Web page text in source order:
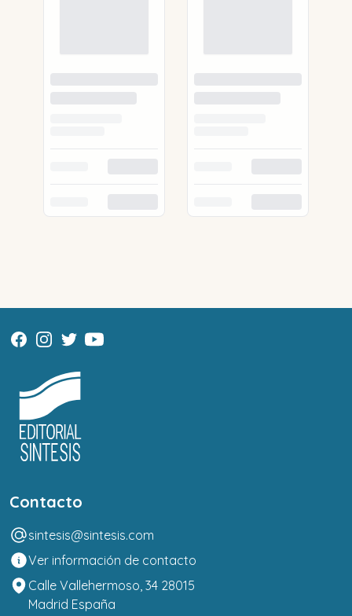
Contacto
sintesis@sintesis.com
Ver información de contacto
Calle Vallehermoso, 34 28015
Madrid España